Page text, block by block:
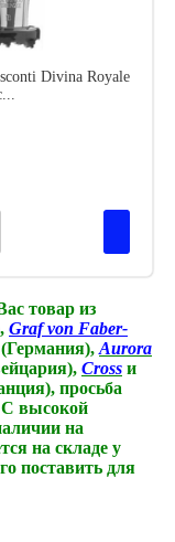
Divina Royale
товар из
Graf von Faber-
(Германия), Aurora
Cross и
просьба
С высокой
на
на складе у
поставить для